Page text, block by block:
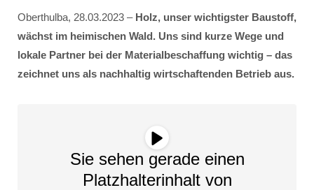
Oberthulba, 28.03.2023 – Holz, unser wichtigster Baustoff,
wächst im heimischen Wald. Uns sind kurze Wege und
lokale Partner bei der Materialbeschaffung wichtig – das
zeichnet uns als nachhaltig wirtschaftenden Betrieb aus.
Sie sehen gerade einen
Platzhalterinhalt von